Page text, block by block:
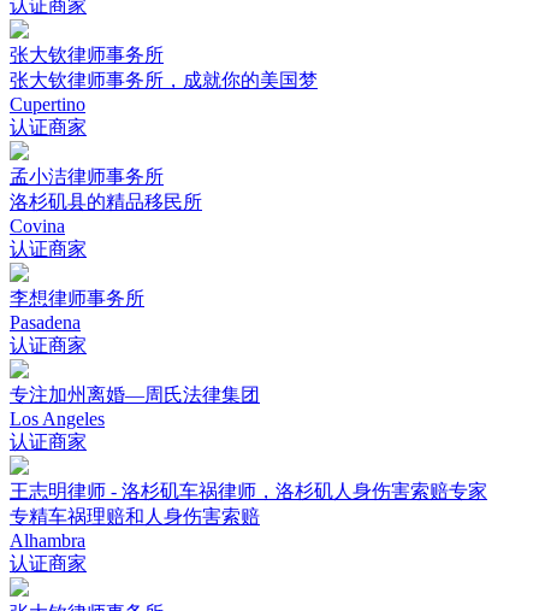
认证商家
张大钦律师事务所
张大钦律师事务所，成就你的美国梦
Cupertino
认证商家
孟小洁律师事务所
洛杉矶县的精品移民所
Covina
认证商家
李想律师事务所
Pasadena
认证商家
专注加州离婚—周氏法律集团
Los Angeles
认证商家
王志明律师 - 洛杉矶车祸律师，洛杉矶人身伤害索赔专家
专精车祸理赔和人身伤害索赔
Alhambra
认证商家